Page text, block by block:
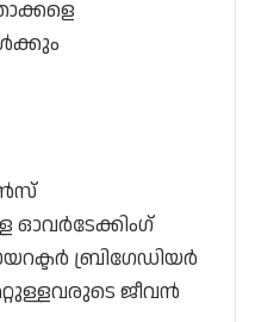
ഓവർടേക്കിംഗ്
ബ്രിഗേഡിയർ
ജീവൻ